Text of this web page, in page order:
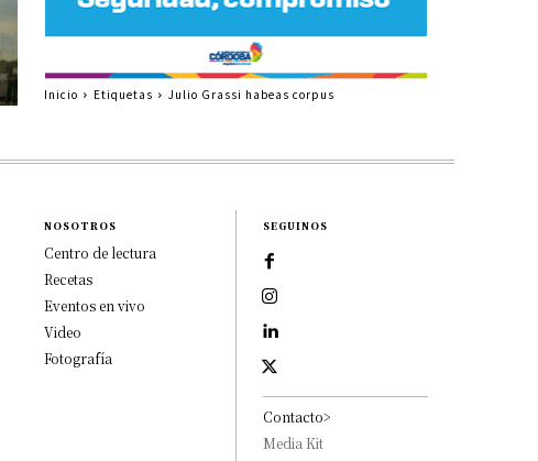
Inicio Etiquetas Julio Grassi habeas corpus
NOSOTROS
Centro de lectura
Recetas
Eventos en vivo
Video
Fotografía
SEGUINOS
Contacto>
Media Kit